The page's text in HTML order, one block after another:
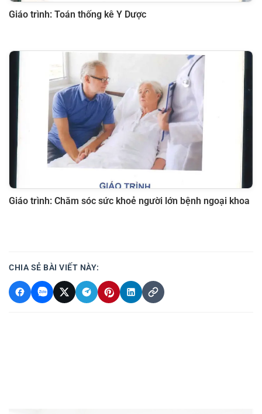
Giáo trình: Toán thống kê Y Dược
Giáo trình: Chăm sóc sức khoẻ người lớn bệnh ngoại khoa
CHIA SẺ BÀI VIẾT NÀY: